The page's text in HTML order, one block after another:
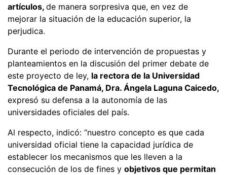
artículos, de manera sorpresiva que, en vez de
mejorar la situación de la educación superior, la
perjudica.
Durante el periodo de intervención de propuestas y
planteamientos en la discusión del primer debate de
este proyecto de ley, la rectora de la Universidad
Tecnológica de Panamá, Dra. Ángela Laguna Caicedo,
expresó su defensa a la autonomía de las
universidades oficiales del país.
Al respecto, indicó: “nuestro concepto es que cada
universidad oficial tiene la capacidad jurídica de
establecer los mecanismos que les lleven a la
consecución de los de fines y objetivos que permitan